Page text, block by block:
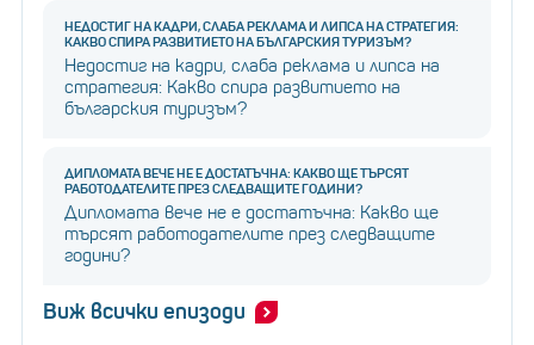
НЕДОСТИГ НА КАДРИ, СЛАБА РЕКЛАМА И ЛИПСА НА СТРАТЕГИЯ:
КАКВО СПИРА РАЗВИТИЕТО НА БЪЛГАРСКИЯ ТУРИЗЪМ?
Недостиг на кадри, слаба реклама и липса на
стратегия: Какво спира развитието на
българския туризъм?
ДИПЛОМАТА ВЕЧЕ НЕ Е ДОСТАТЪЧНА: КАКВО ЩЕ ТЪРСЯТ
РАБОТОДАТЕЛИТЕ ПРЕЗ СЛЕДВАЩИТЕ ГОДИНИ?
Дипломата вече не е достатъчна: Какво ще
търсят работодателите през следващите
години?
Виж всички епизоди